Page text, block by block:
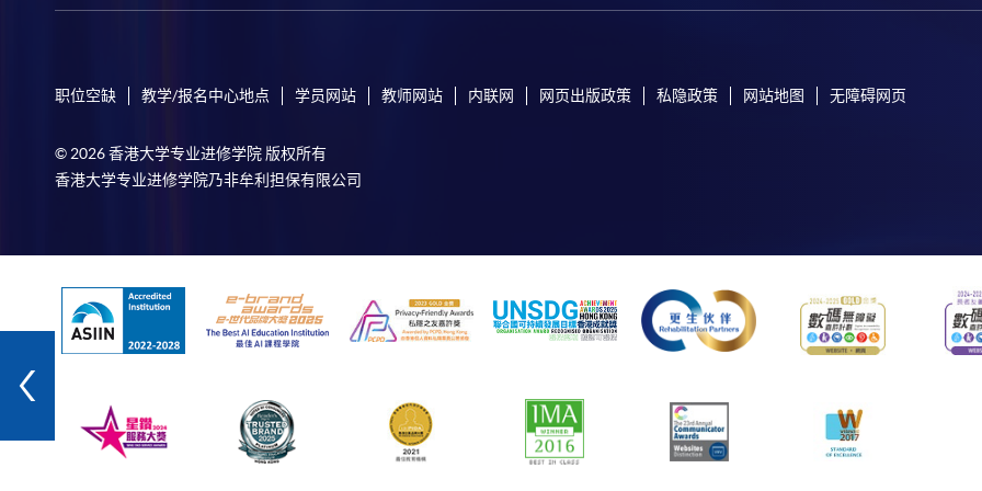
职位空缺 教学/报名中心地点 学员网站 教师网站 内联网 网页出版政策 私隐政策 网站地图 无障碍网页
© 2026 香港大学专业进修学院 版权所有
香港大学专业进修学院乃非牟利担保有限公司